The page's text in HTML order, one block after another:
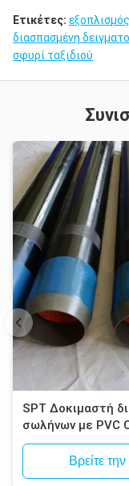
Ετικέτες:
διασπασμένη
σφυρί ταξιδιού
SPT Δοκιμαστή
σωλήνων με PVC
δοκιμή εδάφους
Βρείτε